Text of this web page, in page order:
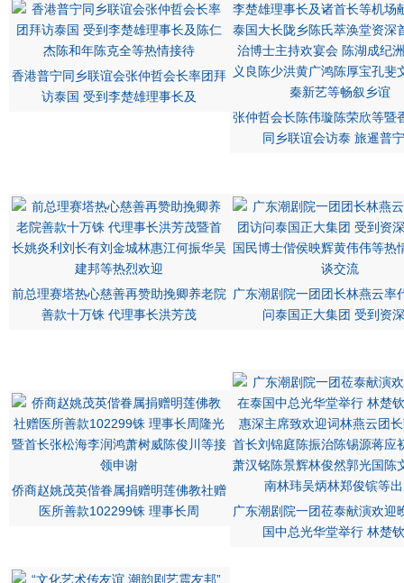
香港普宁同乡联谊会张仲哲会长率团拜
访泰国 受到李楚雄理事长及
张仲哲会长陈伟璇陈荣欣等暨
同乡联谊会访泰 旅暹普
前总理赛塔热心慈善再赞助挽卿养老院
善款十万铢 代理事长洪芳茂
广东潮剧院一团团长林燕云率
问泰国正大集团 受到资
侨商赵姚茂英偕眷属捐赠明莲佛教社赠
医所善款102299铢 理事长周
广东潮剧院一团莅泰献演欢迎
国中总光华堂举行 林楚